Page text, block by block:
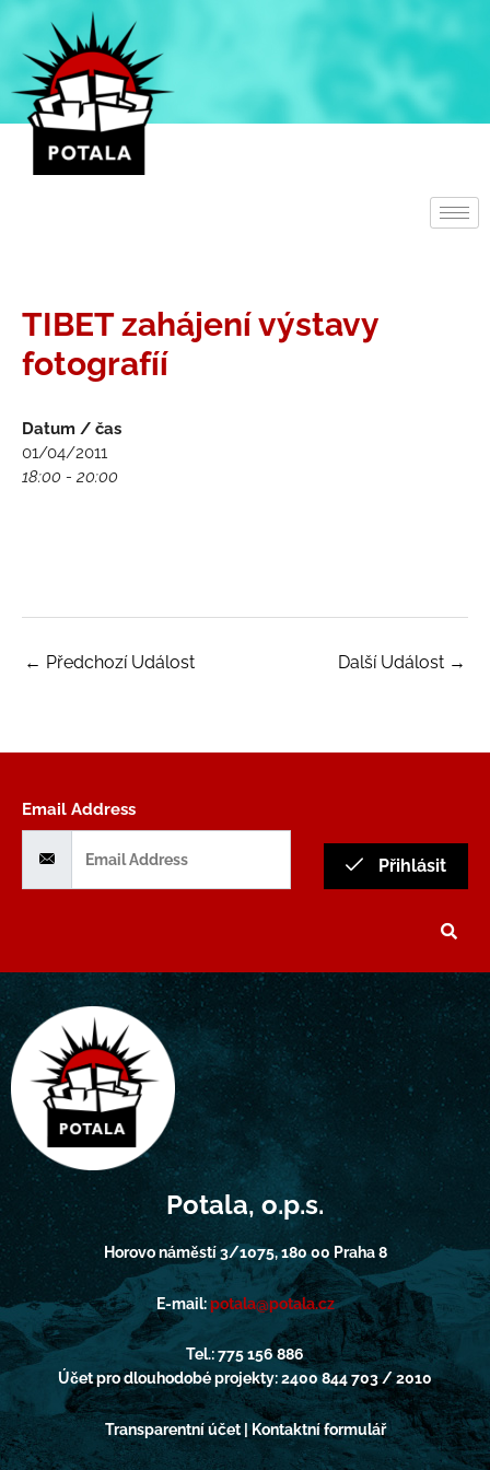
Přeskočit
obsah
TIBET zahájení výstavy
fotografíí
Datum / čas
01/04/2011
18:00 - 20:00
← Předchozí Událost Další Událost →
Email Address
Přihlásit
Potala, o.p.s.
Horovo náměstí 3/1075, 180 00 Praha 8
E-mail:potala@potala.cz
Tel.: 775 156 886
Účet pro dlouhodobé projekty: 2400 844 703 / 2010
Transparentní účet | Kontaktní formulář